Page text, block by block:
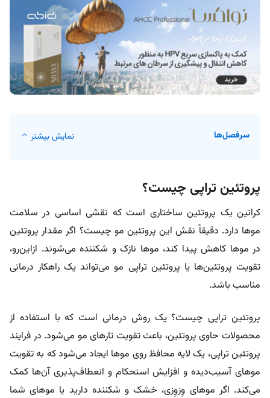
سرفصل‌ها نمایش بیشتر
پروتئین تراپی چیست؟
کراتین یک پروتئین ساختاری است که نقشی اساسی در سلامت
موها دارد. دقیقاً نقش این پروتئین مو چیست؟ اگر مقدار پروتئین
در موها کاهش پیدا کند، موها نازک و شکننده می‌شوند. ازاین‌رو،
تقویت پروتئین‌ها یا پروتئین تراپی مو می‌تواند یک راهکار درمانی
مناسب باشد.
پروتئین تراپی چیست؟ یک روش درمانی است که با استفاده از
محصولات حاوی پروتئین، باعث تقویت تارهای مو می‌شود. در فرایند
پروتئین تراپی، یک لایه محافظ روی موها ایجاد می‌شود که به تقویت
موهای آسیب‌دیده و افزایش استحکام و انعطاف‌پذیری آن‌ها کمک
می‌کند. اگر موهای وِزوِزی، خشک و شکننده دارید یا موهای شما